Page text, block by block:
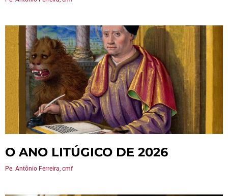
O ANO LITÚGICO DE 2026
Pe. Antônio Ferreira, cmf